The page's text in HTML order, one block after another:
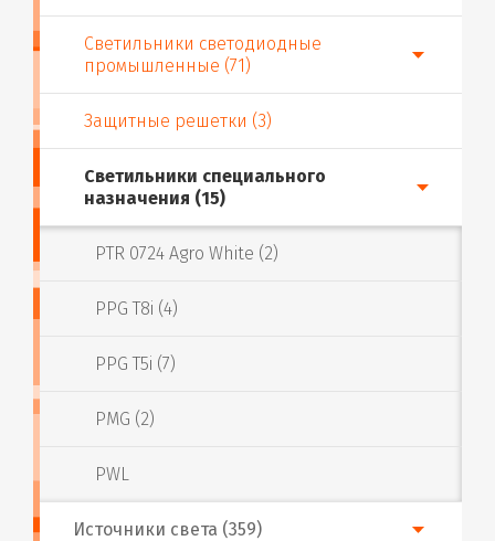
Источники света (359)
Светильники светодиодные
промышленные (71)
Защитные решетки (3)
Светильники специального
назначения (15)
PTR 0724 Agro White (2)
PPG T8i (4)
PPG T5i (7)
PMG (2)
PWL